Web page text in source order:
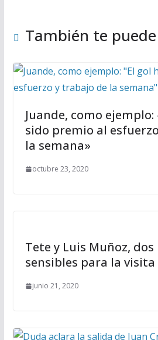
También te
Juande, como ejemplo:
sido premio al
la semana»
octubre 23, 2020
Tete y Luis Muñoz,
sensibles para la visita
junio 21, 2020